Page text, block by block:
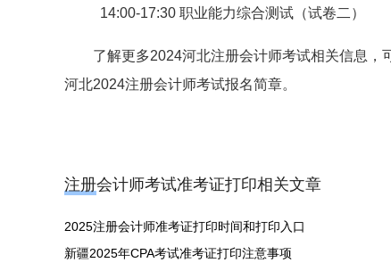
14:00-17:30 职业能力综合测试（试卷二）
了解更多2024河北注册会计师考试相关信息，
河北2024注册会计师考试报名简章。
注册会计师考试准考证打印相关文章
2025注册会计师准考证打印时间和打印入口
新疆2025年CPA考试准考证打印注意事项